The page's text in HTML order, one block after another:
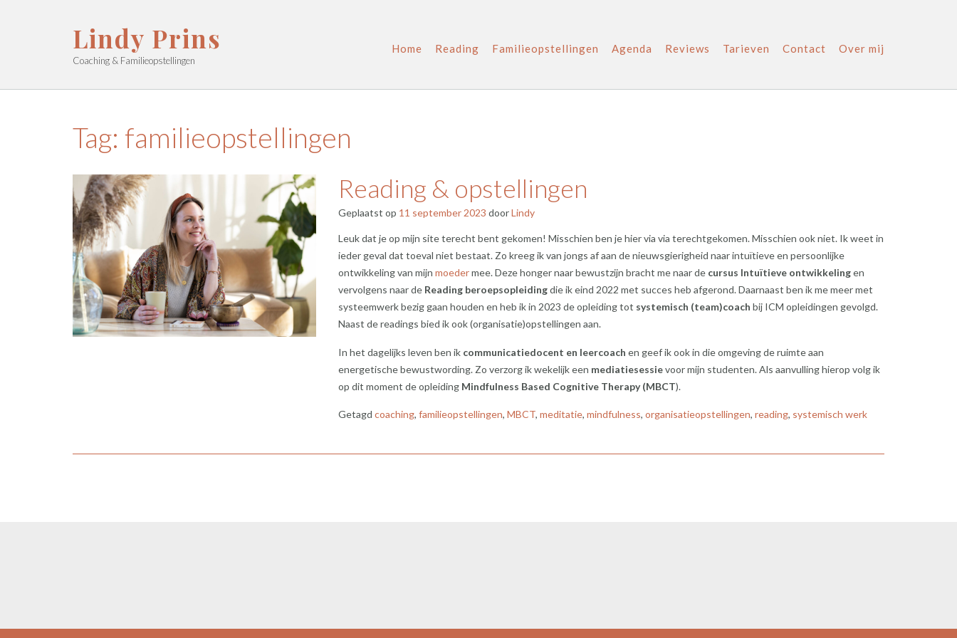
Lindy Prins
Coaching & Familieopstellingen
Home Reading Familieopstellingen Agenda Reviews Tarieven Contact Over mij
Tag: familieopstellingen
Reading & opstellingen
Geplaatst op 11 september 2023 doorLindy
Leuk dat je op mijn site terecht bent gekomen! Misschien ben je hier via via terechtgekomen. Misschien ook niet. Ik weet in
ieder geval dat toeval niet bestaat. Zo kreeg ik van jongs af aan de nieuwsgierigheid naar intuïtieve en persoonlijke
ontwikkeling van mijn moedermee. Deze honger naar bewustzijn bracht me naar de cursus Intuïtieve ontwikkelingen
vervolgens naar de Reading beroepsopleidingdie ik eind 2022 met succes heb afgerond. Daarnaast ben ik me meer met
systeemwerk bezig gaan houden en heb ik in 2023 de opleiding tot systemisch (team)coach bij ICM opleidingen gevolgd.
Naast de readings bied ik ook (organisatie)opstellingen aan.
In het dagelijks leven ben ik communicatiedocent en leercoach en geef ik ook in die omgeving de ruimte aan
energetische bewustwording. Zo verzorg ik wekelijk een mediatiesessievoor mijn studenten. Als aanvulling hierop volg ik
op dit moment de opleiding Mindfulness Based Cognitive Therapy (MBCT).
Getagd coaching, familieopstellingen, MBCT, meditatie, mindfulness, organisatieopstellingen, reading, systemisch werk